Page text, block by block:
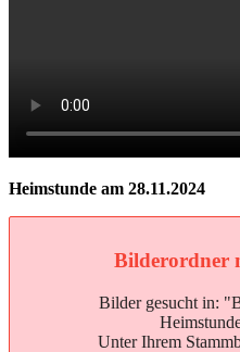
Heimstunde am 28.11.2024
Bilderordner
Bilder gesucht in:
Unter Ihrem